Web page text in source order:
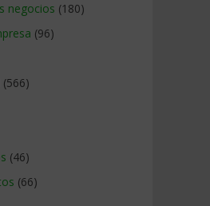
negocios (180)
(96)
(566)
(46)
(66)